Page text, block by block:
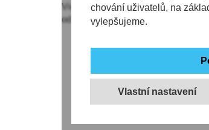
chování uživatelů, na
vylepšujeme.
Vlastní nastavení
Více penězbudou muset zaplatit
od nadcházející sezony, pokud tam